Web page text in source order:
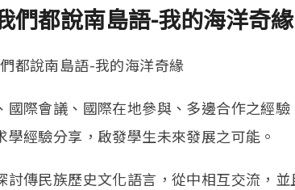
們都說南島語-我的海洋奇緣
都說南島語-我的海洋奇緣
國際會議、國際在地參與、多邊合作之經
經驗分享，啟發學生未來發展之可能。
討傳民族歷史文化語言，從中相互交流，